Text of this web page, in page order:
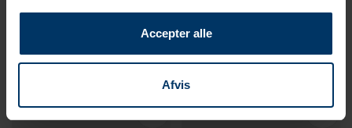
Accepter alle
Afvis